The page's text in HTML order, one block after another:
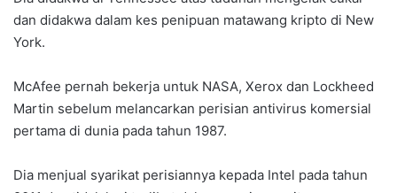
dan didakwa dalam kes penipuan matawang kripto di New
York.
McAfee pernah bekerja untuk NASA, Xerox dan Lockheed
Martin sebelum melancarkan perisian antivirus komersial
pertama di dunia pada tahun 1987.
Dia menjual syarikat perisiannya kepada Intel pada tahun